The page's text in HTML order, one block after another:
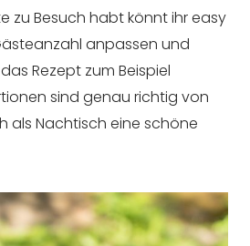
zu Besuch habt könnt ihr easy
anpassen und
Rezept zum Beispiel
sind genau richtig von
als Nachtisch eine schöne